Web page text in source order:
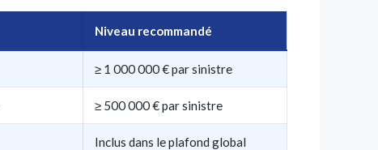
Niveau recommandé
≥ 1 000 000 € par sinistre
≥ 500 000 € par sinistre
Inclus dans le plafond global